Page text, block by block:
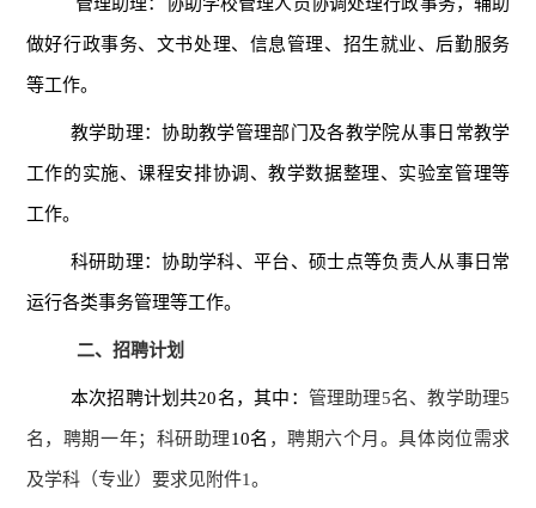
管理助理： 协助学校管理人员协调处理行政事务，辅助
做好行政事务、文书处理、信息管理、 招生就业、后勤服务
等工作。
教学助理：协助教学管理部门及各教学院从事日常教学
工作的实施、课程安排协调 、教学数据整理、实验室管理等
工作。
科研助理：协助学科、平台、硕士点等负责人从事日常
运行各类事务管理等工作。
二、招聘计划
本次招聘计划共20名，其中： 管理助理5名、教学助理5
名，聘期一年；科研助理10名 ，聘期六个月。具体岗位需求
及学科（专业）要求见附件1。